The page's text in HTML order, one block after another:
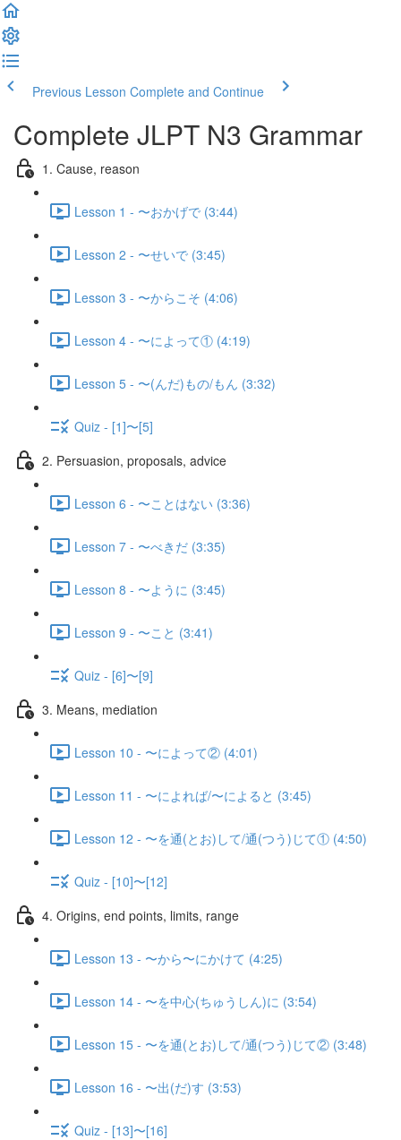
Previous Lesson Complete and Continue
Complete JLPT N3 Grammar
1. Cause, reason
Lesson 1 - 〜おかげで (3:44)
Lesson 2 - 〜せいで (3:45)
Lesson 3 - 〜からこそ (4:06)
Lesson 4 - 〜によって① (4:19)
Lesson 5 - 〜(んだ)もの/もん (3:32)
Quiz - [1]〜[5]
2. Persuasion, proposals, advice
Lesson 6 - 〜ことはない (3:36)
Lesson 7 - 〜べきだ (3:35)
Lesson 8 - 〜ように (3:45)
Lesson 9 - 〜こと (3:41)
Quiz - [6]〜[9]
3. Means, mediation
Lesson 10 - 〜によって② (4:01)
Lesson 11 - 〜によれば/〜によると (3:45)
Lesson 12 - 〜を通(とお)して/通(つう)じて① (4:50)
Quiz - [10]〜[12]
4. Origins, end points, limits, range
Lesson 13 - 〜から〜にかけて (4:25)
Lesson 14 - 〜を中心(ちゅうしん)に (3:54)
Lesson 15 - 〜を通(とお)して/通(つう)じて② (3:48)
Lesson 16 - 〜出(だ)す (3:53)
Quiz - [13]〜[16]